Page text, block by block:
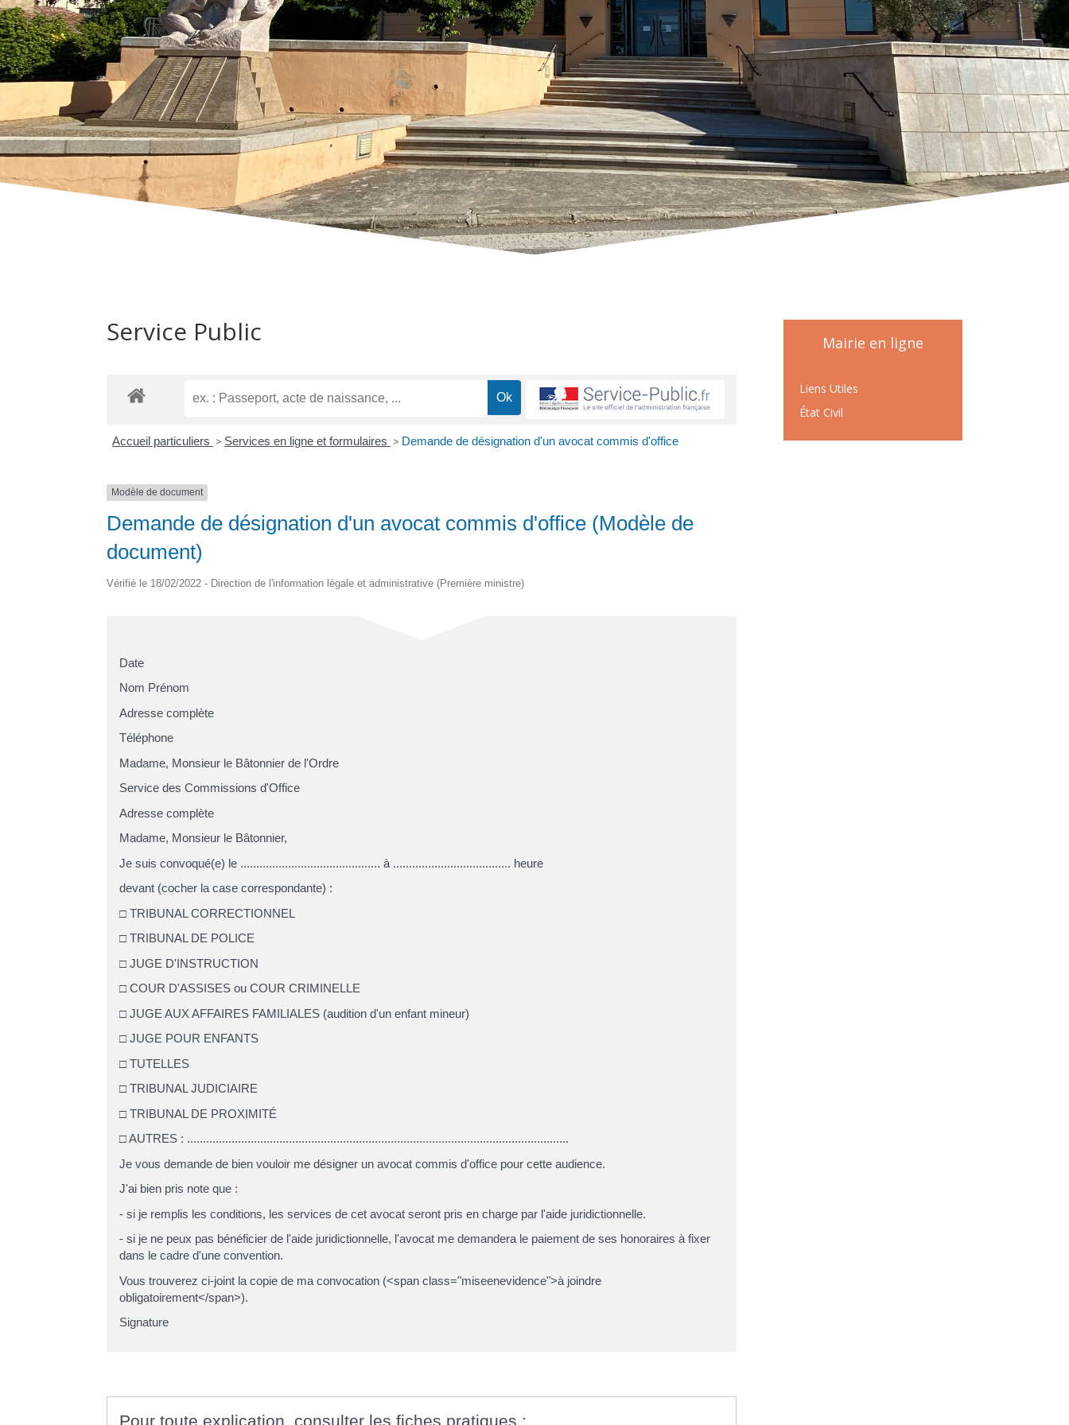
Service Public
Accueil particuliers > Services en ligne et formulaires > Demande de désignation d'un avocat commis d'office
Modèle de document
Demande de désignation d'un avocat commis d'office (Modèle de
document)
Vérifié le 18/02/2022 - Direction de l'information légale et administrative (Première ministre)
Date
Nom Prénom
Adresse complète
Téléphone
Madame, Monsieur le Bâtonnier de l'Ordre
Service des Commissions d'Office
Adresse complète
Madame, Monsieur le Bâtonnier,
Je suis convoqué(e) le ............................................ à ..................................... heure
devant (cocher la case correspondante) :
□ TRIBUNAL CORRECTIONNEL
□ TRIBUNAL DE POLICE
□ JUGE D'INSTRUCTION
□ COUR D'ASSISES ou COUR CRIMINELLE
□ JUGE AUX AFFAIRES FAMILIALES (audition d'un enfant mineur)
□ JUGE POUR ENFANTS
□ TUTELLES
□ TRIBUNAL JUDICIAIRE
□ TRIBUNAL DE PROXIMITÉ
□ AUTRES : ........................................................................................................................
Je vous demande de bien vouloir me désigner un avocat commis d'office pour cette audience.
J'ai bien pris note que :
- si je remplis les conditions, les services de cet avocat seront pris en charge par l'aide juridictionnelle.
- si je ne peux pas bénéficier de l'aide juridictionnelle, l'avocat me demandera le paiement de ses honoraires à fixer
dans le cadre d'une convention.
Vous trouverez ci-joint la copie de ma convocation (<span class="miseenevidence">à joindre
obligatoirement</span>).
Signature
Pour toute explication, consulter les fiches pratiques :
Mairie en ligne
Liens Utiles
État Civil